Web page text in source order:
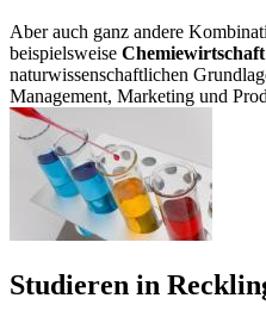
Aber auch ganz andere
beispielsweise Chemiewirtschaft
naturwissenschaftlichen
Management, Marketing und
Studieren in